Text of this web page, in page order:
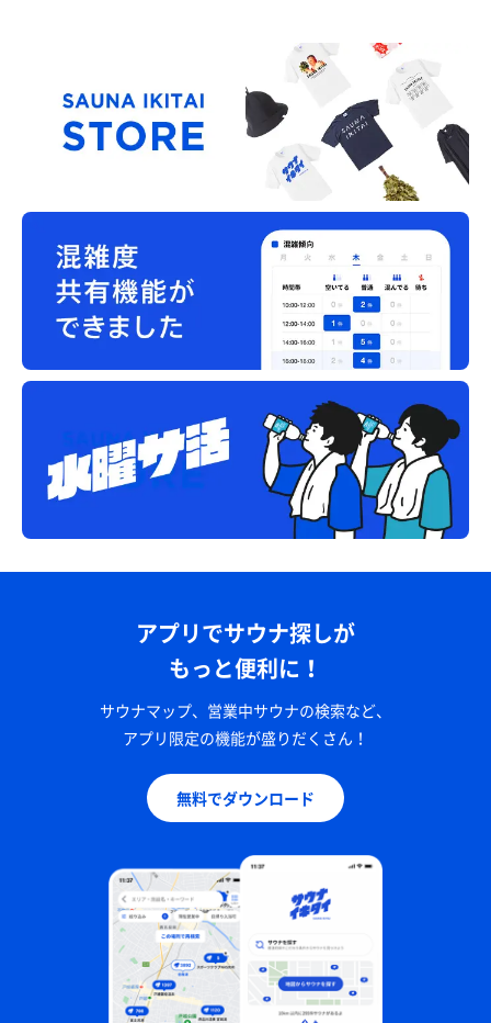
アプリでサウナ探しが
もっと便利に！
サウナマップ、営業中サウナの検索など、
アプリ限定の機能が盛りだくさん！
無料でダウンロード